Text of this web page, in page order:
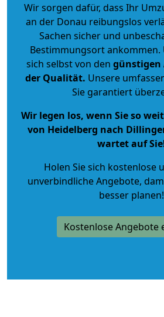
Wir sorgen dafür, dass Ihr
an der Donau reibungslos
Sachen sicher und
Bestimmungsort ankommen.
sich selbst von den günstigen
der Qualität. Unsere
Sie garantiert
Wir legen los, wenn Sie so
von Heidelberg nach
wartet auf
Holen Sie sich kostenlose
unverbindliche Angebote,
besser planen!
Kostenlose Angebote